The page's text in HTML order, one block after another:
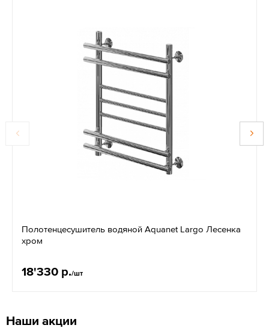
Полотенцесушитель водяной Aquanet Largo Лесенка
хром
18'330 р./шт
Наши акции